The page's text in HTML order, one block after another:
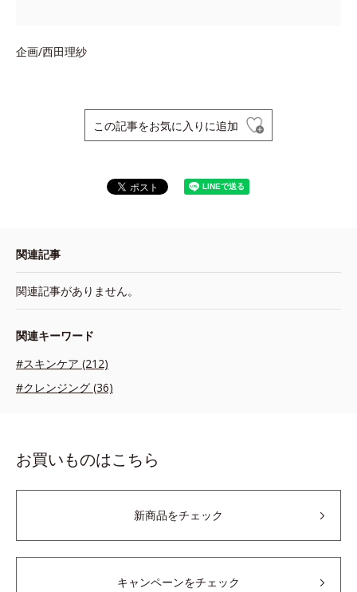
企画/西田理紗
この記事をお気に入りに追加
関連記事
関連記事がありません。
関連キーワード
#スキンケア (212)
#クレンジング (36)
お買いものはこちら
新商品をチェック
キャンペーンをチェック